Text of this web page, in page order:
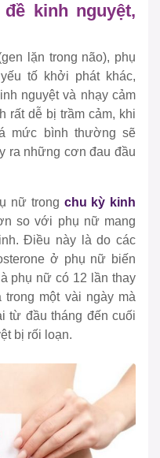
kinh nguyệt,
lặn trong não), phụ
tố khởi phát khác,
nguyệt và nhạy cảm
rất dễ bị trầm cảm, khi
mức bình thường sẽ
ra những cơn đau đầu
nữ trong chu kỳ kinh
so với phụ nữ mang
Điều này là do các
ở phụ nữ biến
phụ nữ có 12 lần thay
một vài ngày mà
từ đầu tháng đến cuối
bị rối loạn.